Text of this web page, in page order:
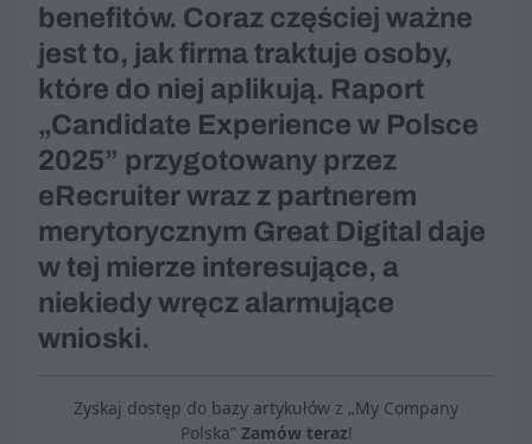
benefitów. Coraz częściej ważne
jest to, jak firma traktuje osoby,
które do niej aplikują. Raport
„Candidate Experience w Polsce
2025” przygotowany przez
eRecruiter wraz z partnerem
merytorycznym Great Digital daje
w tej mierze interesujące, a
niekiedy wręcz alarmujące
wnioski.
Zyskaj dostęp do bazy artykułów z „My Company
Polska” Zamów teraz!